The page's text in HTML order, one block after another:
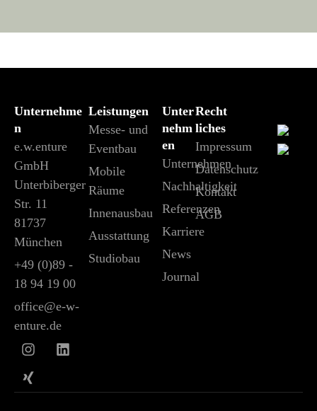
Unternehme
n
e.w.enture
GmbH
Unterbiberger
Str. 11
81737
München
+49 (0)89 -
18 94 19 00
office@e-w-
enture.de
Leistungen
Messe- und
Eventbau
Mobile
Räume
Innenausbau
Ausstattung
Studiobau
Unter
nehm
en
Unternehmen
Nachhaltigkeit
Referenzen
Karriere
News
Journal
Recht
liches
Impressum
Datenschutz
Kontakt
AGB